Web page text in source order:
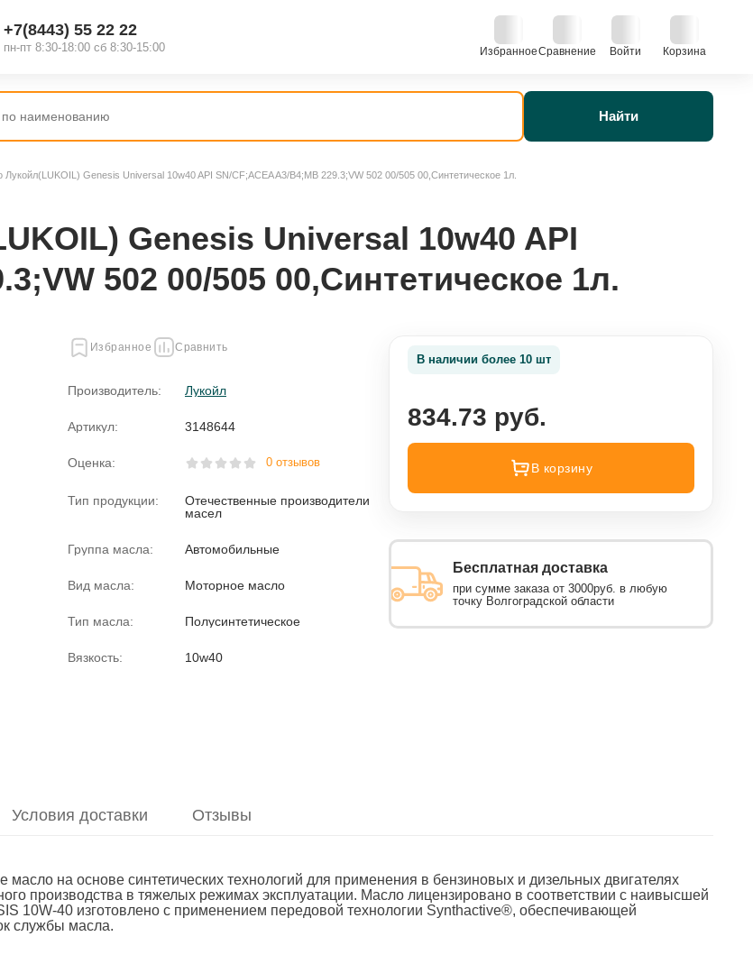
+7(8443) 55 22 22
пн-пт 8:30-18:00 сб 8:30-15:00 ИзбранноеСравнение Войти Корзина
Найти
Genesis Universal 10w40 API SN/CF;ACEA A3/B4;MB 229.3;VW 502 00/505 00,Cинтетическое 1л.
Genesis Universal 10w40 API
502 00/505 00,Cинтетическое 1л.
Избранное Сравнить
Производитель: Лукойл
Артикул: 3148644
Оценка: 0 отзывов
Тип продукции:
Отечественные производители
масел
Группа масла: Автомобильные
Вид масла: Моторное масло
Тип масла: Полусинтетическое
Вязкость: 10w40
В наличии более 10 шт
834.73 руб.
В корзину
Бесплатная доставка
при сумме заказа от 3000руб. в любую
точку Волгоградской области
Условия доставки Отзывы
на основе синтетических технологий для применения в бензиновых и дизельных двигателях
производства в тяжелых режимах эксплуатации. Масло лицензировано в соответствии с наивысшей
10W-40 изготовлено с применением передовой технологии Synthactive®, обеспечивающей
службы масла.